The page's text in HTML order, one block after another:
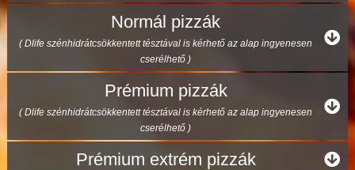
Normál pizzák
( Dlife szénhidrátcsökkentett tésztával is kérhető az alap ingyenesen
cserélhető )
Prémium pizzák
( Dlife szénhidrátcsökkentett tésztával is kérhető az alap ingyenesen
cserélhető )
Prémium extrém pizzák